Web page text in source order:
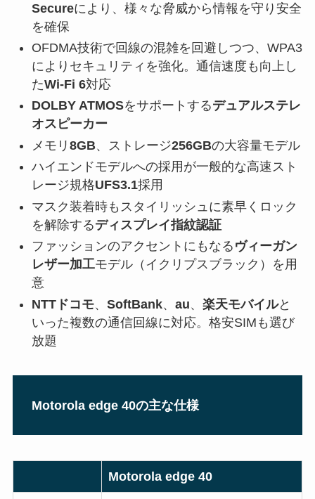
Secureにより、様々な脅威から情報を守り安全
を確保
OFDMA技術で回線の混雑を回避しつつ、WPA3
によりセキュリティを強化。通信速度も向上し
たWi-Fi 6対応
DOLBY ATMOSをサポートするデュアルステレ
オスピーカー
メモリ 8GB、ストレージ256GBの大容量モデル
ハイエンドモデルへの採用が一般的な高速スト
レージ規格UFS3.1採用
マスク装着時もスタイリッシュに素早くロック
を解除するディスプレイ指紋認証
ファッションのアクセントにもなる ヴィーガン
レザー加工モデル（イクリプスブラック）を用
意
NTTドコモ、 SoftBank、 au、 楽天モバイルと
いった複数の通信回線に対応。格安SIMも選び
放題
Motorola edge 40の主な仕様
Motorola edge 40